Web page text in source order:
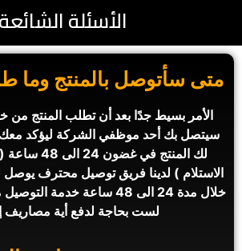
الأسئلة الشائعة
متى سأتوصل بالمنتج وما
الأمر بسيط جدًا بعد أن تطلب المنتج من
سيتصل بك أحد موظفي الشركة ليؤكد
لك المنتج في
الاستلام ) لدينا فريق توصيل محترف يوصل
لست بحاجة لدفع أية مصاريف